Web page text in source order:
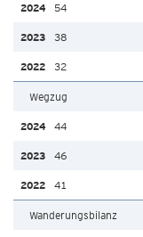
54
38
32
Wegzug
44
46
41
Wanderungsbilanz